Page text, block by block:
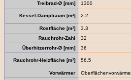
Treibrad-Ø [mm]
1300
Kessel-Dampfraum [m³] 2.2
Rostfläche [m²]
3.3
Rauchrohr-Zahl
32
Überhitzerrohr-Ø [mm]
36
Rauchrohr-Heizfläche [m²] 56.5
Vorwärmer